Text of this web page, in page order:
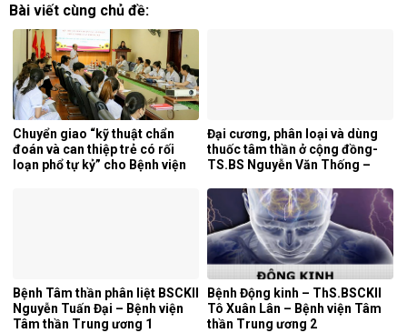
Bài viết cùng chủ đề:
Chuyển giao “kỹ thuật chẩn
đoán và can thiệp trẻ có rối
loạn phổ tự kỷ” cho Bệnh viện
Đại cương, phân loại và dùng
thuốc tâm thần ở cộng đồng-
TS.BS Nguyễn Văn Thống –
Bệnh Tâm thần phân liệt BSCKII
Nguyễn Tuấn Đại – Bệnh viện
Tâm thần Trung ương 1
Bệnh Động kinh – ThS.BSCKII
Tô Xuân Lân – Bệnh viện Tâm
thần Trung ương 2